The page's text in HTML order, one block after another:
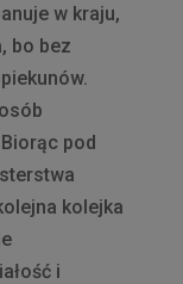
w kraju,
bo bez
pod
kolejka
i